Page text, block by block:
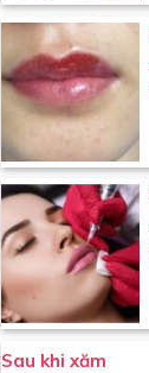
Sau khi xăm